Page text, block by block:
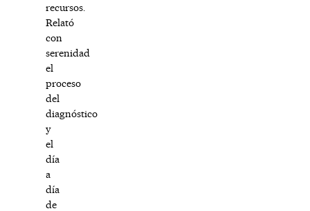
recursos.
Relató
con
serenidad
el
proceso
del
diagnóstico
y
el
día
a
día
de